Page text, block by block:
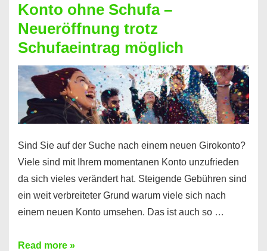
Sie
einen
Kredit
ohne
Einkommensnachweis
Konto ohne Schufa –
Neueröffnung trotz
Schufaeintrag möglich
Sind Sie auf der Suche nach einem neuen Girokonto?
Viele sind mit Ihrem momentanen Konto unzufrieden
da sich vieles verändert hat. Steigende Gebühren sind
ein weit verbreiteter Grund warum viele sich nach
einem neuen Konto umsehen. Das ist auch so …
Konto
Read more »